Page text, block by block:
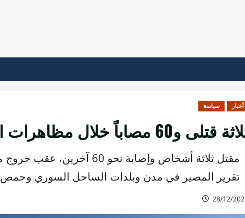
أخبار سياسة
قتلى و60 مصاباً خلال مظاهرات الساحل السوري
مقتل ثلاثة أشخاص وإصابة نحو
تقرير المصير في مدن وبلدات الساحل السوري
28/12/